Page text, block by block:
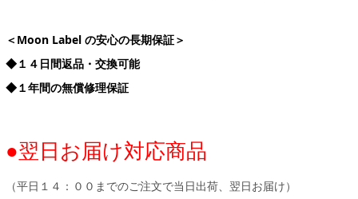
＜Moon Label の安心の長期保証＞
◆１４日間返品・交換可能
◆１年間の無償修理保証
●翌日お届け対応商品
（平日１４：００までのご注文で当日出荷、翌日お届け）